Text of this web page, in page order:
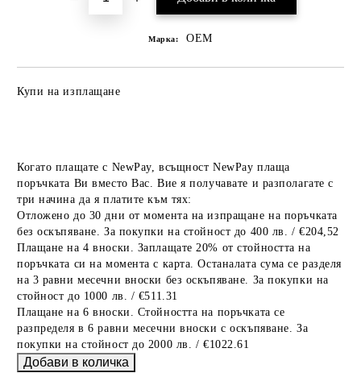
Марка: OEM
Купи на изплащане
Когато плащате с NewPay, всъщност NewPay плаща
поръчката Ви вместо Вас. Вие я получавате и разполагате с
три начина да я платите към тях:
Отложено до 30 дни от момента на изпращане на поръчката
без оскъпяване. За покупки на стойност до 400 лв. / €204,52
Плащане на 4 вноски. Заплащате 20% от стойността на
поръчката си на момента с карта. Останалата сума се разделя
на 3 равни месечни вноски без оскъпяване. За покупки на
стойност до 1000 лв. / €511.31
Плащане на 6 вноски. Стойността на поръчката се
разпределя в 6 равни месечни вноски с оскъпяване. За
покупки на стойност до 2000 лв. / €1022.61